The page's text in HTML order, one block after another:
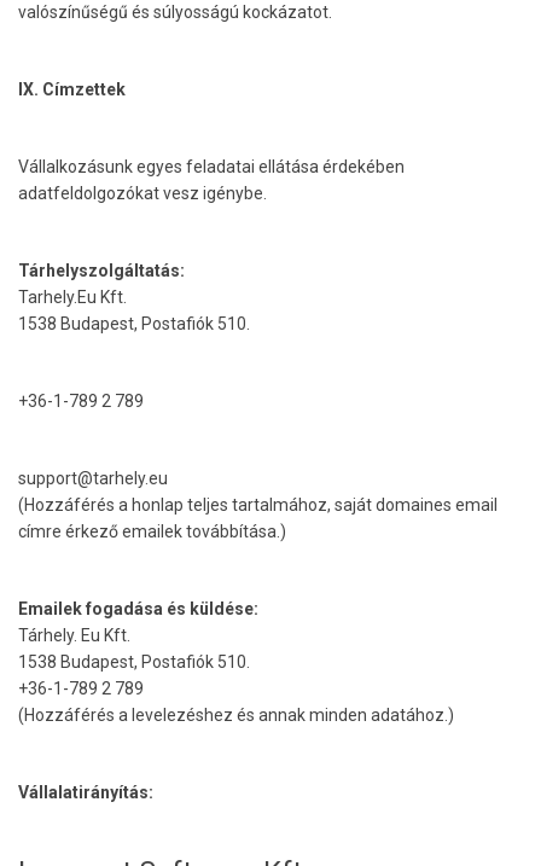
valószínűségű és súlyosságú kockázatot.
IX. Címzettek
Vállalkozásunk egyes feladatai ellátása érdekében
adatfeldolgozókat vesz igénybe.
Tárhelyszolgáltatás:
Tarhely.Eu Kft.
1538 Budapest, Postafiók 510.
+36-1-789 2 789
support@tarhely.eu
(Hozzáférés a honlap teljes tartalmához, saját domaines email
címre érkező emailek továbbítása.)
Emailek fogadása és küldése:
Tárhely. Eu Kft.
1538 Budapest, Postafiók 510.
+36-1-789 2 789
(Hozzáférés a levelezéshez és annak minden adatához.)
Vállalatirányítás: